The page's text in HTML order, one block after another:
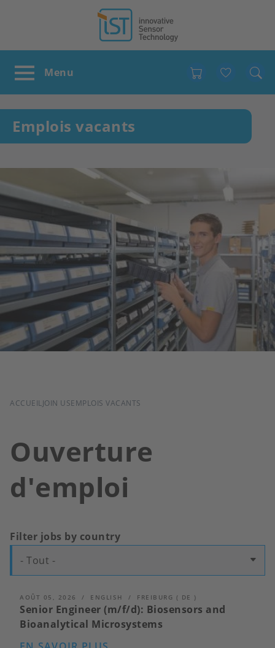
Emplois vacants
FIL
ACCUEILJOIN USEMPLOIS VACANTS
Ouverture
d'emploi
Filter jobs by country
- Tout -
AOÛT 05, 2026 ENGLISH FREIBURG ( DE )
Senior Engineer (m/f/d): Biosensors and
Bioanalytical Microsystems